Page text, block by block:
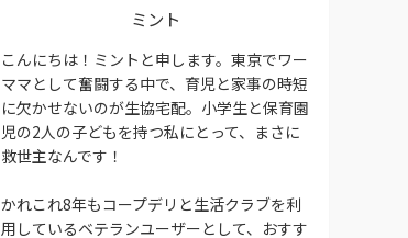
ミント
こんにちは！ミントと申します。東京でワー
ママとして奮闘する中で、育児と家事の時短
に欠かせないのが生協宅配。小学生と保育園
児の2人の子どもを持つ私にとって、まさに
救世主なんです！
かれこれ8年もコープデリと生活クラブを利
用しているベテランユーザーとして、おすす